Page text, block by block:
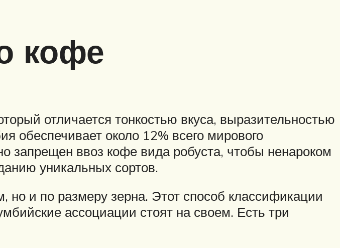
кофе
отличается тонкостью вкуса, выразительностью
около 12% всего мирового
запрещен ввоз кофе вида робуста, чтобы ненароком
уникальных сортов.
и по размеру зерна. Этот способ классификации
ассоциации стоят на своем. Есть три